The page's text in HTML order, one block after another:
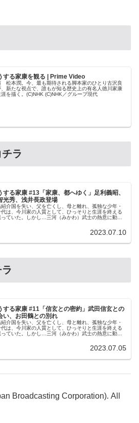
する家康を観る | Prime Video
松本潤。今、最も期待される脚本家のひとり古沢良
、新たな視点で、誰もが知る歴史上の有名人徳川家康
涯を描く。(C)NHK (C)NHK／グループ現代
ラ
する家康 #13「家康、都へゆく」足利義昭、
光秀、浅井長政登場
紹介国を失い、父を亡くし、母と離れ、孤独な少年・
代は、今川家の人質として、ひっそりと生涯を終える
っていた。しかし…三河（みかわ）武士の熱意に動か
2023.07.10
する家康 #11「信玄との密約」武田信玄との
い、お田鶴との別れ
紹介国を失い、父を亡くし、母と離れ、孤独な少年・
代は、今川家の人質として、ひっそりと生涯を終える
っていた。しかし…三河（みかわ）武士の熱意に動か
2023.07.05
Broadcasting Corporation). All